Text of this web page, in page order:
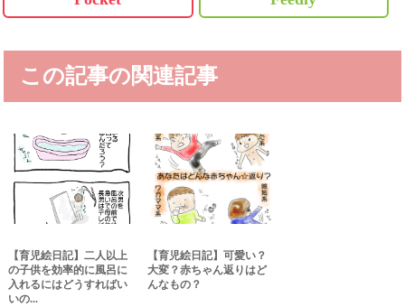
この記事の関連記事
【育児絵日記】二人以上
の子供を効率的に風呂に
入れるにはどうすればい
いの...
【育児絵日記】可愛い？
大変？赤ちゃん返りはど
んなもの？